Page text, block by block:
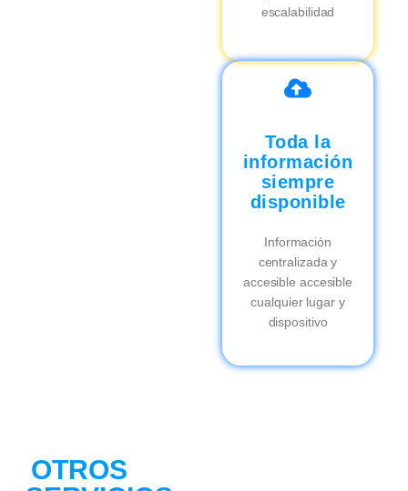
escalabilidad
Toda la
información
siempre
disponible
Información
centralizada y
accesible accesible
cualquier lugar y
dispositivo
OTROS